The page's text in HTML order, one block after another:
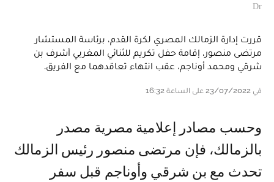
Dr
قررت إدارة الزمالك المصري لكرة القدم، برئاسة المستشار
مرتضى منصور، إقامة حفل تكريم للثنائي المغربي أشرف بن
شرقي ومحمد أوناجم، عقب انتهاء تعاقدهما مع الفريق.
في 23/07/2022 على الساعة 16:32
وحسب مصادر إعلامية مصرية مصدر
بالزمالك، فإن مرتضى منصور رئيس الزمالك
تحدث مع بن شرقي وأوناجم قبل سفر